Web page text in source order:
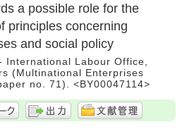
a possible role for the
principles concerning
and social policy
International Labour Office,
(Multinational Enterprises
no. 71). <BY00047114>